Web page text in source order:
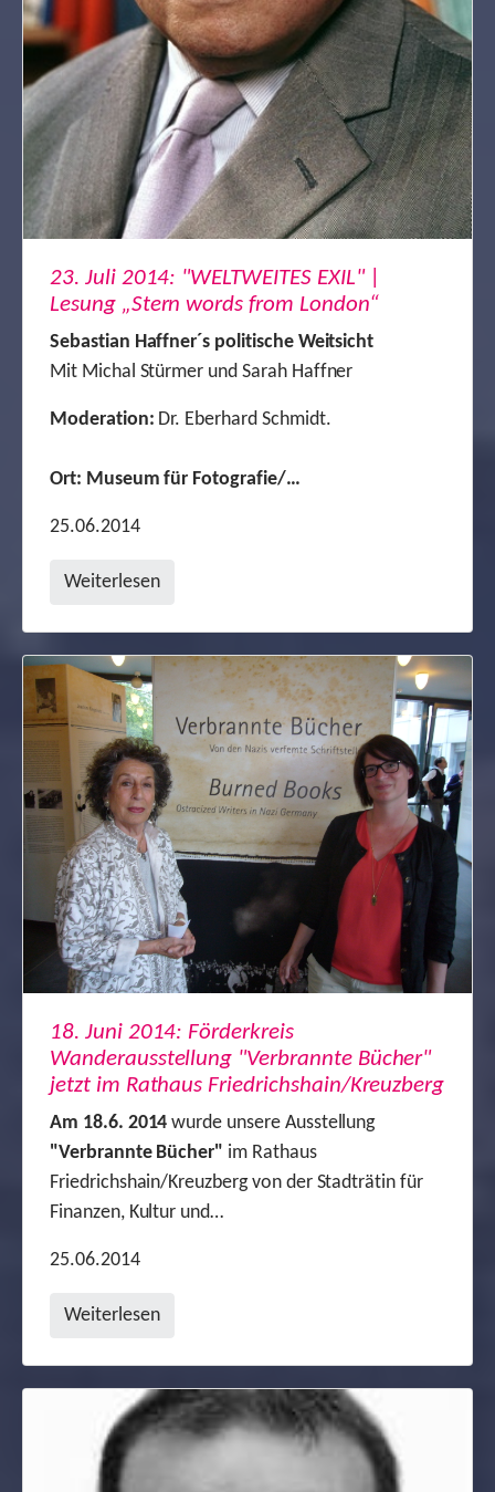
23. Juli 2014: "WELTWEITES EXIL" |
Lesung „Stern words from London“
Sebastian Haffner´s politische Weitsicht
Mit Michal Stürmer und Sarah Haffner
Moderation: Dr. Eberhard Schmidt.
Ort: Museum für Fotografie/…
25.06.2014
Weiterlesen
18. Juni 2014: Förderkreis
Wanderausstellung "Verbrannte Bücher"
jetzt im Rathaus Friedrichshain/Kreuzberg
Am 18.6. 2014 wurde unsere Ausstellung
"Verbrannte Bücher" im Rathaus
Friedrichshain/Kreuzberg von der Stadträtin für
Finanzen, Kultur und…
25.06.2014
Weiterlesen